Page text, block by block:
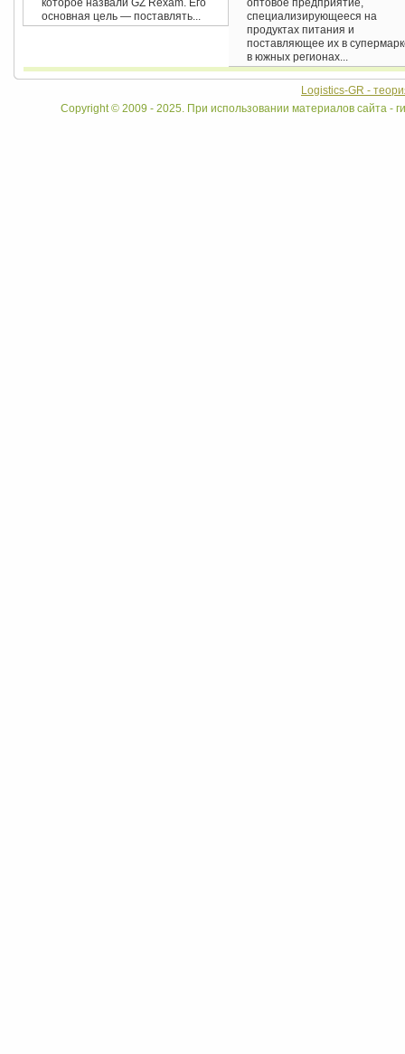
которое назвали GZ Rexam. Его
основная цель — поставлять...
оптовое предприятие,
специализирующееся на
продуктах питания и
поставляющее их в
в южных регионах...
Logistics-GR -
Copyright © 2009 - 2025. При использовании материалов сайта -